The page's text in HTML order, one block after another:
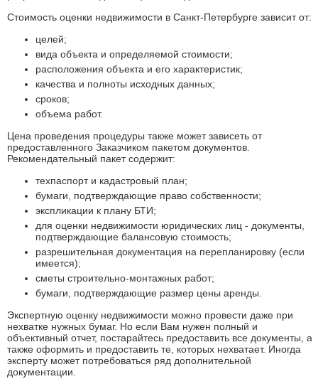
Стоимость оценки недвижимости в Санкт-Петербурге зависит от:
целей;
вида объекта и определяемой стоимости;
расположения объекта и его характеристик;
качества и полноты исходных данных;
сроков;
объема работ.
Цена проведения процедуры также может зависеть от
предоставленного Заказчиком пакетом документов.
Рекомендательный пакет содержит:
техпаспорт и кадастровый план;
бумаги, подтверждающие право собственности;
экспликации к плану БТИ;
для оценки недвижимости юридических лиц - документы,
подтверждающие балансовую стоимость;
разрешительная документация на перепланировку (если
имеется);
сметы строительно-монтажных работ;
бумаги, подтверждающие размер цены аренды.
Экспертную оценку недвижимости можно провести даже при
нехватке нужных бумаг. Но если Вам нужен полный и
объективный отчет, постарайтесь предоставить все документы, а
также оформить и предоставить те, которых нехватает. Иногда
эксперту может потребоваться ряд дополнительной
документации.